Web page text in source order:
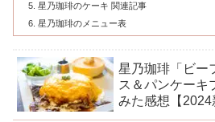
星乃珈琲のケーキ 関連記事
星乃珈琲のメニュー表
星乃珈琲「ビー
ス＆パンケーキ
みた感想【2024